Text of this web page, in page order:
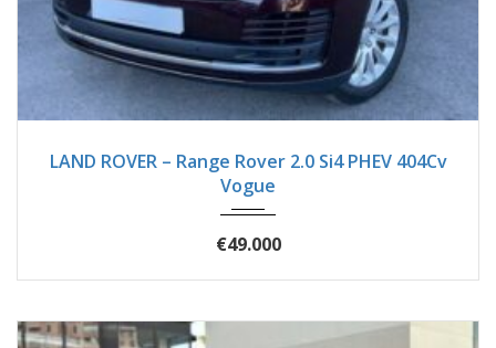
LAND ROVER – Range Rover 2.0 Si4 PHEV 404Cv
Vogue
€49.000